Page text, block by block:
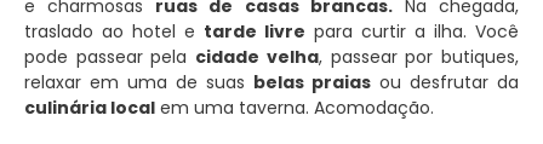
e charmosas ruas de casas brancas.Na chegada,
traslado ao hotel e tarde livre para curtir a ilha. Você
pode passear pela cidade velha, passear por butiques,
relaxar em uma de suas belas praias ou desfrutar da
culinária local em uma taverna. Acomodação.